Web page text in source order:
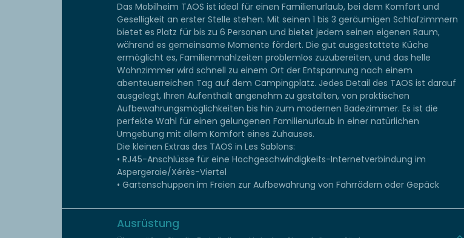
Das Mobilheim TAOS ist ideal für einen Familienurlaub, bei dem Komfort und
Geselligkeit an erster Stelle stehen. Mit seinen 1 bis 3 geräumigen Schlafzimmern
bietet es Platz für bis zu 6 Personen und bietet jedem seinen eigenen Raum,
während es gemeinsame Momente fördert. Die gut ausgestattete Küche
ermöglicht es, Familienmahlzeiten problemlos zuzubereiten, und das helle
Wohnzimmer wird schnell zu einem Ort der Entspannung nach einem
abenteuerreichen Tag auf dem Campingplatz. Jedes Detail des TAOS ist darauf
ausgelegt, Ihren Aufenthalt angenehm zu gestalten, von praktischen
Aufbewahrungsmöglichkeiten bis hin zum modernen Badezimmer. Es ist die
perfekte Wahl für einen gelungenen Familienurlaub in einer natürlichen
Umgebung mit allem Komfort eines Zuhauses.
Die kleinen Extras des TAOS in Les Sablons:
• RJ45-Anschlüsse für eine Hochgeschwindigkeits-Internetverbindung im
Aspergeraie/Xérès-Viertel
• Gartenschuppen im Freien zur Aufbewahrung von Fahrrädern oder Gepäck
Ausrüstung